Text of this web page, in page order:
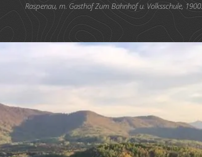
Raspenau, m. Gasthof Zum Bahnhof u. Volksschule,